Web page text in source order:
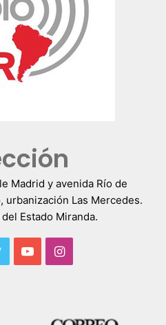
Madrid y avenida Río de
Las Mercedes.
Estado Miranda.
TwitterYouTubeInstagram